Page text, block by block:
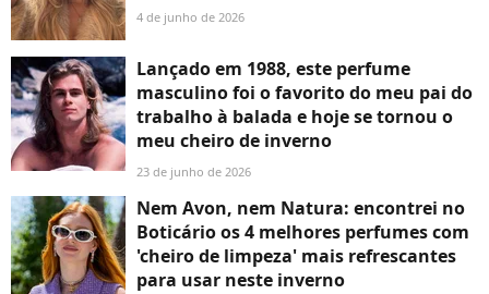
4 de junho de 2026
Lançado em 1988, este perfume
masculino foi o favorito do meu pai do
trabalho à balada e hoje se tornou o
meu cheiro de inverno
23 de junho de 2026
Nem Avon, nem Natura: encontrei no
Boticário os 4 melhores perfumes com
'cheiro de limpeza' mais refrescantes
para usar neste inverno